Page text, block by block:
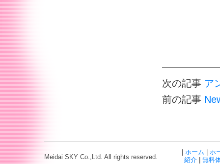
次の記事 ア
前の記事
Meidai SKY Co.,Ltd. All rights reserved.
ホーム
ホ
紹介
無料